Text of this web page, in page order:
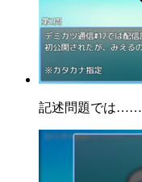
記述問題では……